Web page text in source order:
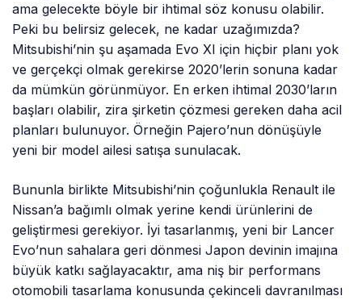
ama gelecekte böyle bir ihtimal söz konusu olabilir.
Peki bu belirsiz gelecek, ne kadar uzağımızda?
Mitsubishi’nin şu aşamada Evo XI için hiçbir planı yok
ve gerçekçi olmak gerekirse 2020’lerin sonuna kadar
da mümkün görünmüyor. En erken ihtimal 2030’ların
başları olabilir, zira şirketin çözmesi gereken daha acil
planları bulunuyor. Örneğin Pajero’nun dönüşüyle
yeni bir model ailesi satışa sunulacak.
Bununla birlikte Mitsubishi’nin çoğunlukla Renault ile
Nissan’a bağımlı olmak yerine kendi ürünlerini de
geliştirmesi gerekiyor. İyi tasarlanmış, yeni bir Lancer
Evo’nun sahalara geri dönmesi Japon devinin imajına
büyük katkı sağlayacaktır, ama niş bir performans
otomobili tasarlama konusunda çekinceli davranılması